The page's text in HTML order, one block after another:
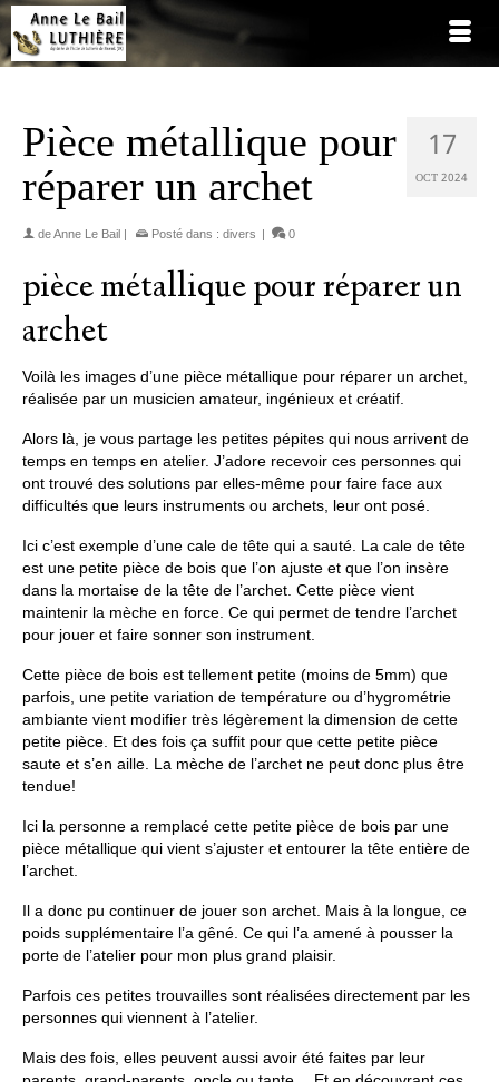
17
OCT 2024
Pièce métallique pour
réparer un archet
deAnne Le Bail | Posté dans : divers | 0
pièce métallique pour réparer un
archet
Voilà les images d’une pièce métallique pour réparer un archet,
réalisée par un musicien amateur, ingénieux et créatif.
Alors là, je vous partage les petites pépites qui nous arrivent de
temps en temps en atelier. J’adore recevoir ces personnes qui
ont trouvé des solutions par elles-même pour faire face aux
difficultés que leurs instruments ou archets, leur ont posé.
Ici c’est exemple d’une cale de tête qui a sauté. La cale de tête
est une petite pièce de bois que l’on ajuste et que l’on insère
dans la mortaise de la tête de l’archet. Cette pièce vient
maintenir la mèche en force. Ce qui permet de tendre l’archet
pour jouer et faire sonner son instrument.
Cette pièce de bois est tellement petite (moins de 5mm) que
parfois, une petite variation de température ou d’hygrométrie
ambiante vient modifier très légèrement la dimension de cette
petite pièce. Et des fois ça suffit pour que cette petite pièce
saute et s’en aille. La mèche de l’archet ne peut donc plus être
tendue!
Ici la personne a remplacé cette petite pièce de bois par une
pièce métallique qui vient s’ajuster et entourer la tête entière de
l’archet.
Il a donc pu continuer de jouer son archet. Mais à la longue, ce
poids supplémentaire l’a gêné. Ce qui l’a amené à pousser la
porte de l’atelier pour mon plus grand plaisir.
Parfois ces petites trouvailles sont réalisées directement par les
personnes qui viennent à l’atelier.
Mais des fois, elles peuvent aussi avoir été faites par leur